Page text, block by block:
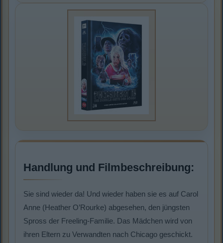
Handlung und Filmbeschreibung:
Sie sind wieder da! Und wieder haben sie es auf Carol
Anne (Heather O’Rourke) abgesehen, den jüngsten
Spross der Freeling-Familie. Das Mädchen wird von
ihren Eltern zu Verwandten nach Chicago geschickt.